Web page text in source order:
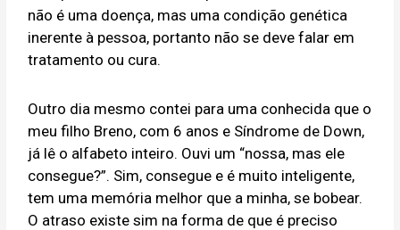
não é uma doença, mas uma condição genética
inerente à pessoa, portanto não se deve falar em
tratamento ou cura.
Outro dia mesmo contei para uma conhecida que o
meu filho Breno, com 6 anos e Síndrome de Down,
já lê o alfabeto inteiro. Ouvi um “nossa, mas ele
consegue?”. Sim, consegue e é muito inteligente,
tem uma memória melhor que a minha, se bobear.
O atraso existe sim na forma de que é preciso